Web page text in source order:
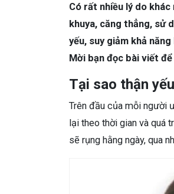
Có rất nhiều lý do
khuya, căng thẳng, sử
yếu, suy giảm khả
Mời bạn đọc bài viết
Tại sao thận
Trên đầu của mỗi người
lại theo thời gian và quá
sẽ rụng hằng ngày, qua